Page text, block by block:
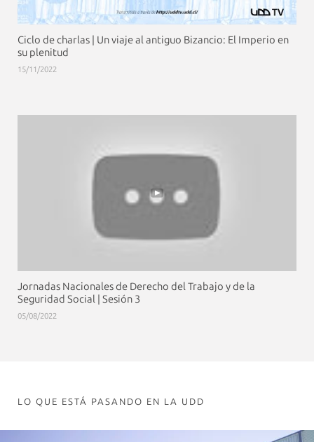
Ciclo de charlas | Un viaje al antiguo Bizancio: El Imperio en
su plenitud
15/11/2022
Jornadas Nacionales de Derecho del Trabajo y de la
Seguridad Social | Sesión 3
05/08/2022
LO QUE ESTÁ PASANDO EN LA UDD